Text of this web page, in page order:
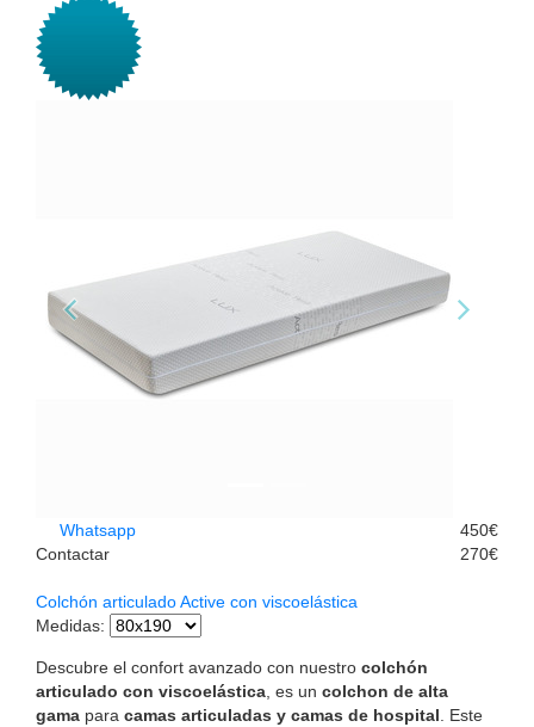
Whatsapp
Contactar
450€
270€
Colchón articulado Active con viscoelástica
Medidas:
Descubre el confort avanzado con nuestro colchón
articulado con viscoelástica , es un colchon de alta
gama para camas articuladas y camas de hospital . Este